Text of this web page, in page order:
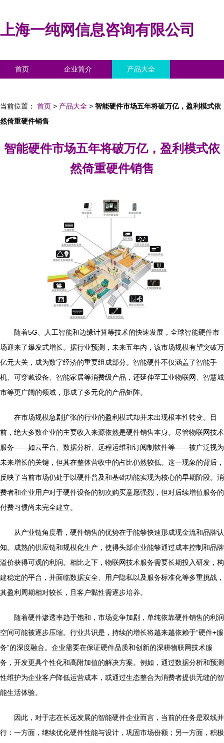
上海一纯网信息咨询有限公司
首页 企业简介 产品大全
当前位置： 首页 > 产品大全 > 智能硬件市场五年将破万亿，盈利模式依
然倚重硬件销售
智能硬件市场五年将破万亿，盈利模式依
然倚重硬件销售
随着5G、人工智能和边缘计算等技术的快速发展，全球智能硬件市
场迎来了爆发式增长。据行业预测，未来五年内，该市场规模有望突破万
亿元大关，成为数字经济的重要组成部分。智能硬件不仅涵盖了智能手
机、可穿戴设备、智能家居等消费级产品，还延伸至工业物联网、智慧城
市等更广阔的领域，形成了多元化的产品矩阵。
在市场规模急剧扩张的行业的盈利模式却并未出现根本性转变。目
前，绝大多数企业的主要收入来源依然是硬件销售本身。尽管物联网技术
服务——如云平台、数据分析、远程运维和订阅制软件等——被广泛视为
未来增长的关键，但其在整体营收中的占比仍然较低。这一现象的背后，
反映了当前市场仍处于以硬件普及和基础功能实现为核心的早期阶段。消
费者和企业用户对于硬件设备的初次购买意愿强烈，但对后续增值服务的
付费习惯尚未完全建立。
从产业链角度看，硬件销售的优势在于能够快速形成现金流和品牌认
知。成熟的供应链和规模化生产，使得头部企业能够通过成本控制和品牌
溢价获得可观的利润。相比之下，物联网技术服务需要长期投入研发，构
建稳定的平台，并面临数据安全、用户隐私以及服务标准化等多重挑战，
其盈利周期相对较长，且客户黏性需逐步培养。
随着硬件渗透率趋于饱和，市场竞争加剧，单纯依靠硬件销售的利润
空间可能被逐步压缩。行业共识是，持续的增长将越来越依赖于“硬件+服
务”的深度融合。企业需要在保证硬件品质和创新的深耕物联网技术服
务，开发更具个性化和高附加值的解决方案。例如，通过数据分析和预测
性维护为企业客户降低运营成本，或通过生态整合为消费者提供无缝的智
能生活体验。
因此，对于志在长远发展的智能硬件企业而言，当前的任务是双线并
行：一方面，继续优化硬件性能与设计，巩固市场份额；另一方面，积极